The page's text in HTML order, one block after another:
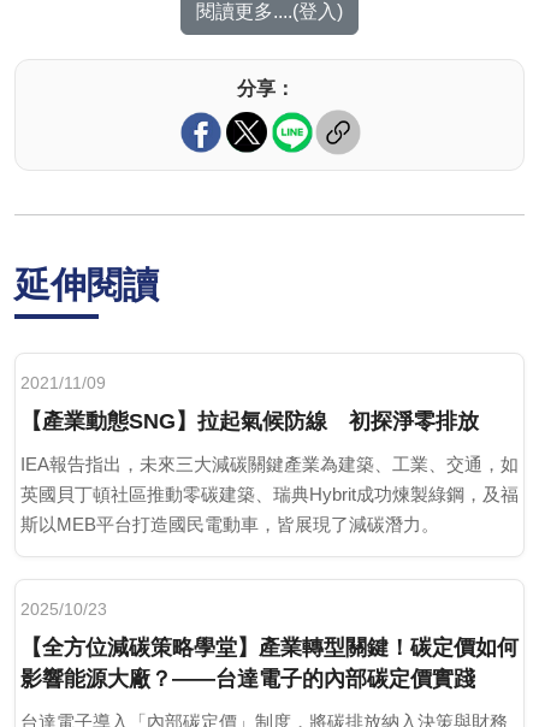
閱讀更多....(登入)
分享：
延伸閱讀
2021/11/09
【產業動態SNG】拉起氣候防線 初探淨零排放
IEA報告指出，未來三大減碳關鍵產業為建築、工業、交通，如
英國貝丁頓社區推動零碳建築、瑞典Hybrit成功煉製綠鋼，及福
斯以MEB平台打造國民電動車，皆展現了減碳潛力。
2025/10/23
【全方位減碳策略學堂】產業轉型關鍵！碳定價如何
影響能源大廠？——台達電子的內部碳定價實踐
台達電子導入「內部碳定價」制度，將碳排放納入決策與財務